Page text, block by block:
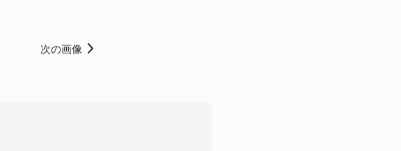
次の画像